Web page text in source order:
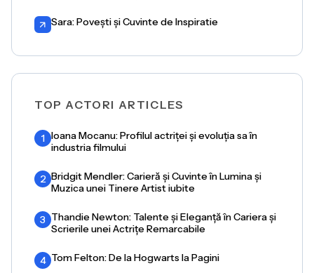
Sara: Povești și Cuvinte de Inspiratie
TOP ACTORI ARTICLES
1 Ioana Mocanu: Profilul actriței și evoluția sa în
industria filmului
2 Bridgit Mendler: Carieră și Cuvinte în Lumina și
Muzica unei Tinere Artist iubite
3 Thandie Newton: Talente și Eleganță în Cariera și
Scrierile unei Actrițe Remarcabile
4 Tom Felton: De la Hogwarts la Pagini